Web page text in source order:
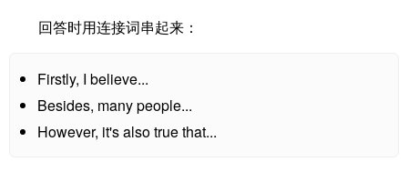
回答时用连接词串起来：
Firstly, I believe...
Besides, many people...
However, it's also true that...